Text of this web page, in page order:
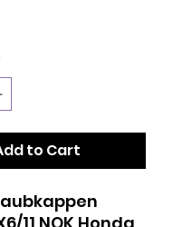
to Cart